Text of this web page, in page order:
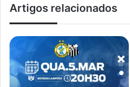
Artigos relacionados